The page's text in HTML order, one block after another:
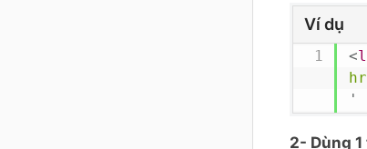
Ví dụ
<
'
2- Dùng